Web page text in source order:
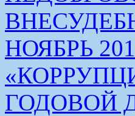
НОЯБРЬ
ГОДОВОЙ